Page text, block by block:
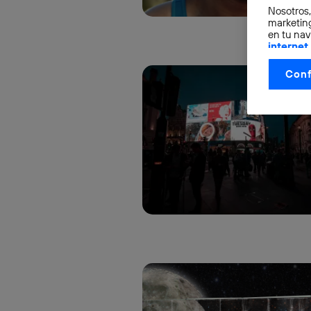
en tu
internet
otorgas
La
control.
Este
conecte
Puedes
inferior
Para